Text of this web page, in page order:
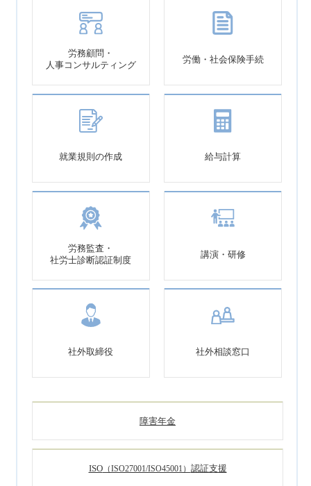
労務顧問・
人事コンサルティング
労働・社会保険手続
就業規則の作成 給与計算
労務監査・
社労士診断認証制度
講演・研修
社外取締役 社外相談窓口
障害年金
ISO（ISO27001/ISO45001） 認証支援